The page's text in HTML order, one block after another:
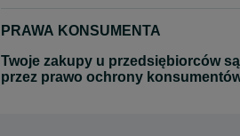
PRAWA KONSUMENTA
Twoje zakupy u przedsiębiorców
przez prawo ochrony